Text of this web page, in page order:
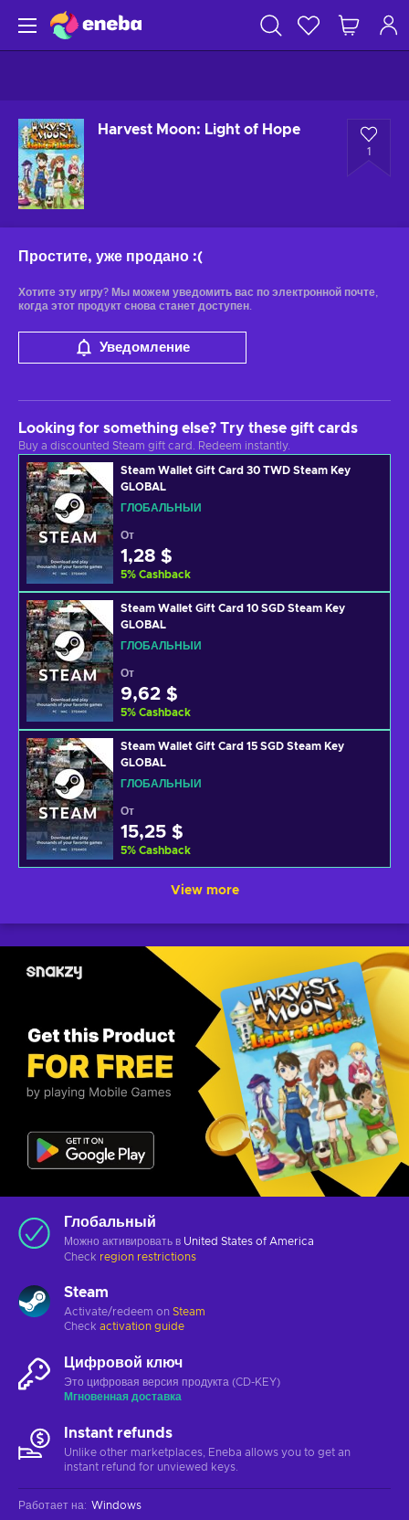
Harvest Moon: Light of Hope
1
Простите, уже продано :(
Хотите эту игру? Мы можем уведомить вас по электронной почте,
когда этот продукт снова станет доступен.
Уведомление
Looking for something else? Try these gift cards
Buy a discounted Steam gift card. Redeem instantly.
Steam Wallet Gift Card 30 TWD Steam Key
GLOBAL
ГЛОБАЛЬНЫЙ
От
1,28 $
5% Cashback
Steam Wallet Gift Card 10 SGD Steam Key
GLOBAL
ГЛОБАЛЬНЫЙ
От
9,62 $
5% Cashback
Steam Wallet Gift Card 15 SGD Steam Key
GLOBAL
ГЛОБАЛЬНЫЙ
От
15,25 $
5% Cashback
View more
Глобальный
Можно активировать в United States of America
Check region restrictions
Steam
Activate/redeem on Steam
Check activation guide
Цифровой ключ
Это цифровая версия продукта (CD-KEY)
Мгновенная доставка
Instant refunds
Unlike other marketplaces, Eneba allows you to get an
instant refund for unviewed keys.
Работает на: Windows